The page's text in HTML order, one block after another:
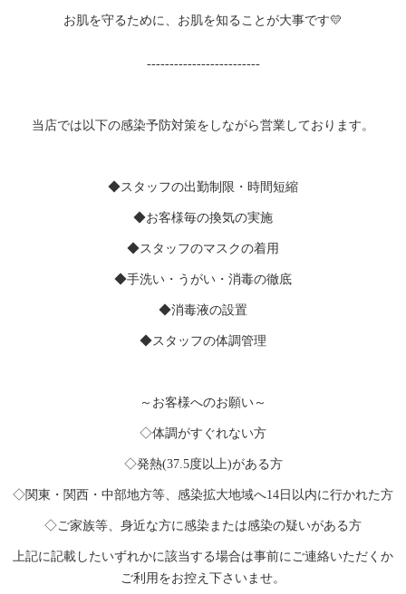
お肌を守るために、お肌を知ることが大事です💛
-------------------------
当店では以下の感染予防対策をしながら営業しております。
◆スタッフの出勤制限・時間短縮
◆お客様毎の換気の実施
◆スタッフのマスクの着用
◆手洗い・うがい・消毒の徹底
◆消毒液の設置
◆スタッフの体調管理
～お客様へのお願い～
◇体調がすぐれない方
◇発熱(37.5度以上)がある方
◇関東・関西・中部地方等、感染拡大地域へ14日以内に行かれた方
◇ご家族等、身近な方に感染または感染の疑いがある方
上記に記載したいずれかに該当する場合は事前にご連絡いただくか
ご利用をお控え下さいませ。